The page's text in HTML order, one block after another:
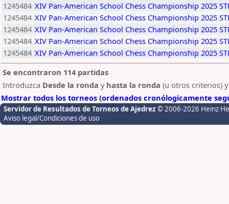
1245484 XIV Pan-American School Chess Championship 2025
1245484 XIV Pan-American School Chess Championship 2025
1245484 XIV Pan-American School Chess Championship 2025
1245484 XIV Pan-American School Chess Championship 2025
1245484 XIV Pan-American School Chess Championship 2025
Se encontraron 114 partidas
Introduzca Desde la ronda y hasta la ronda (u otros criterios)
Mostrar todos los torneos (ordenados cronólogicamente
Servidor de Resultados de Torneos de Ajedrez © 2006-2026 Heinz
Aviso legal/Condiciones de uso